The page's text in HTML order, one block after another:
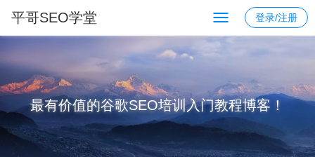
平哥SEO学堂 登录/注册
最有价值的谷歌SEO培训入门教程博客！